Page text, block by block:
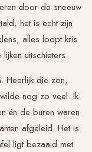
door de sneeuw
het is echt zijn
alles loopt kris
uitschieters.
Heerlijk die zon,
nog zo veel. Ik
én de buren waren
afgeleid. Het is
ligt bezaaid met